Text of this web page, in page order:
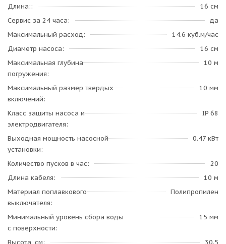
Длина:
16 см
Сервис за 24 часа
да
Максимальный расход
14.6 куб.м/час
Диаметр насоса
16 см
Максимальная глубина
погружения
10 м
Максимальный размер твердых
включений
10 мм
Класс защиты насоса и
электродвигателя
IP 68
Выходная мощность насосной
установки
0.47 кВт
Количество пусков в час
20
Длина кабеля
10 м
Материал поплавкового
выключателя
Полипропилен
Минимальный уровень сбора воды
с поверхности
15 мм
Высота, см
30.5